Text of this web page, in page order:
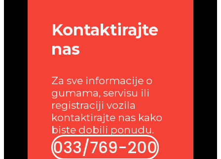
Kontaktirajte
nas
Za sve informacije o
gumama, servisu ili
registraciji vozila
kontaktirajte nas kako
biste dobili ponudu.
033/769-200